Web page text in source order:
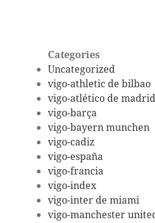
Categories
Uncategorized
vigo-athletic de bilbao
vigo-atlético de madrid
vigo-barça
vigo-bayern munchen
vigo-cadiz
vigo-españa
vigo-francia
vigo-index
vigo-inter de miami
vigo-manchester